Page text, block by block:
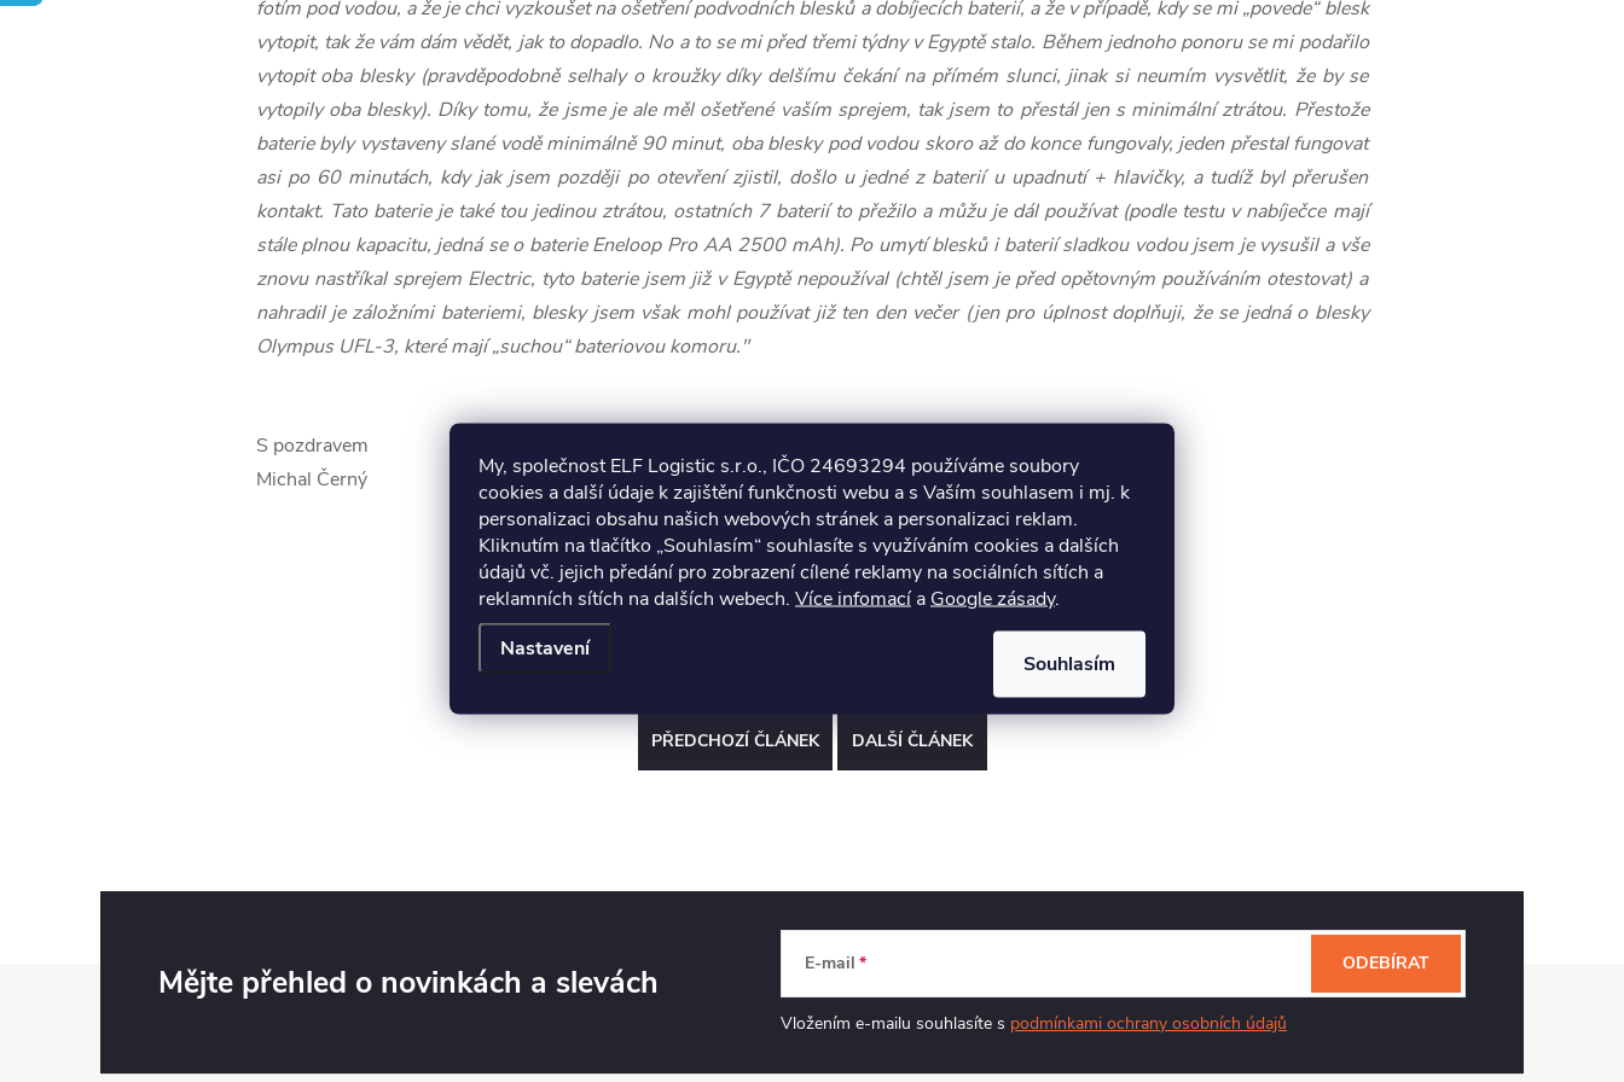
My, společnost ELF Logistic s.r.o., IČO 24693294 používáme soubory
cookies a další údaje k zajištění funkčnosti webu a s Vaším souhlasem i mj. k
personalizaci obsahu našich webových stránek a personalizaci reklam.
Kliknutím na tlačítko „Souhlasím“ souhlasíte s využíváním cookies a dalších
údajů vč. jejich předání pro zobrazení cílené reklamy na sociálních sítích a
reklamních sítích na dalších webech. Více infomacíaGoogle zásady.
Nastavení
Souhlasím
fotím pod vodou, a že je chci vyzkoušet na ošetření podvodních blesků a dobíjecích baterií, a že v případě, kdy se mi „povede“ blesk
vytopit, tak že vám dám vědět, jak to dopadlo. No a to se mi před třemi týdny v Egyptě stalo. Během jednoho ponoru se mi podařilo
vytopit oba blesky (pravděpodobně selhaly o kroužky díky delšímu čekání na přímém slunci, jinak si neumím vysvětlit, že by se
vytopily oba blesky). Díky tomu, že jsme je ale měl ošetřené vaším sprejem, tak jsem to přestál jen s minimální ztrátou. Přestože
baterie byly vystaveny slané vodě minimálně 90 minut, oba blesky pod vodou skoro až do konce fungovaly, jeden přestal fungovat
asi po 60 minutách, kdy jak jsem později po otevření zjistil, došlo u jedné z baterií u upadnutí + hlavičky, a tudíž byl přerušen
kontakt. Tato baterie je také tou jedinou ztrátou, ostatních 7 baterií to přežilo a můžu je dál používat (podle testu v nabíječce mají
stále plnou kapacitu, jedná se o baterie Eneloop Pro AA 2500 mAh). Po umytí blesků i baterií sladkou vodou jsem je vysušil a vše
znovu nastříkal sprejem Electric, tyto baterie jsem již v Egyptě nepoužíval (chtěl jsem je před opětovným používáním otestovat) a
nahradil je záložními bateriemi, blesky jsem však mohl používat již ten den večer (jen pro úplnost doplňuji, že se jedná o blesky
Olympus UFL-3, které mají „suchou“ bateriovou komoru."
S pozdravem
Michal Černý
PŘEDCHOZÍ ČLÁNEK DALŠÍ ČLÁNEK
Mějte přehled o novinkách a slevách E-mail
Vložením e-mailu souhlasíte s podmínkami ochrany osobních údajů
ODEBÍRAT